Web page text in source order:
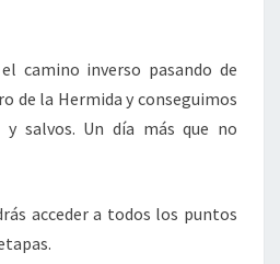
camino inverso pasando de
de la Hermida y conseguimos
salvos. Un día más que no
acceder a todos los puntos